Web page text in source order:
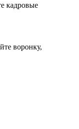
кадровые
воронку,